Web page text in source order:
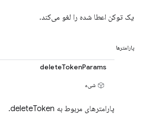
یک توکن اعطا شده را لغو می‌کند.
پارامترها
deleteTokenParams
شیء
پارامترهای مربوط به deleteToken.